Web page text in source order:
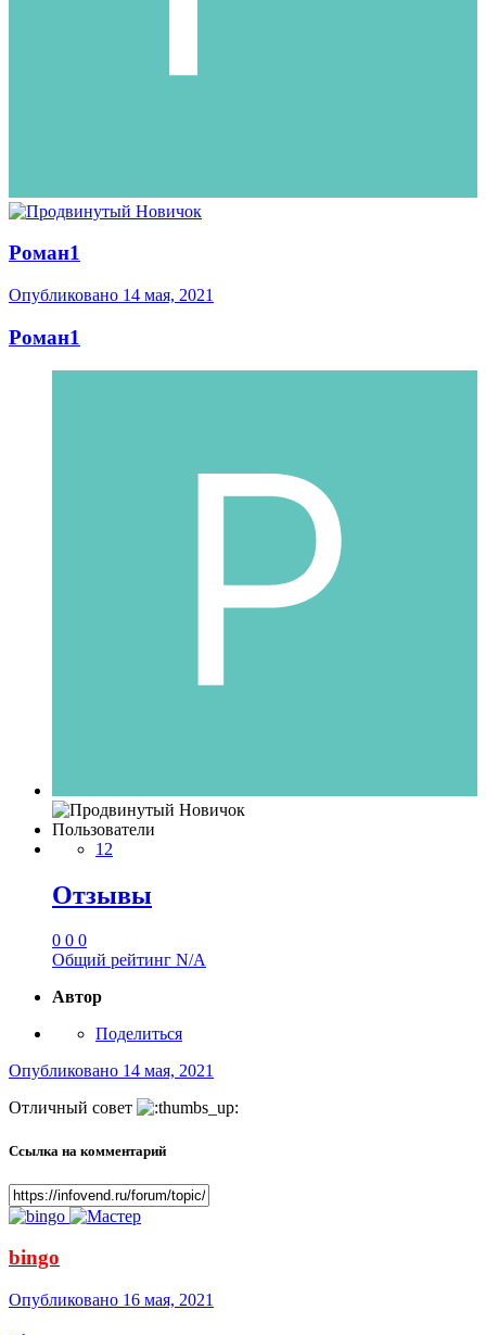
Роман1
Опубликовано 14 мая, 2021
Роман1
Пользователи
12
Отзывы
0 0 0
Общий рейтинг N/A
Автор
Поделиться
Опубликовано 14 мая, 2021
Отличный совет
Ссылка на комментарий
bingo
Опубликовано 16 мая, 2021